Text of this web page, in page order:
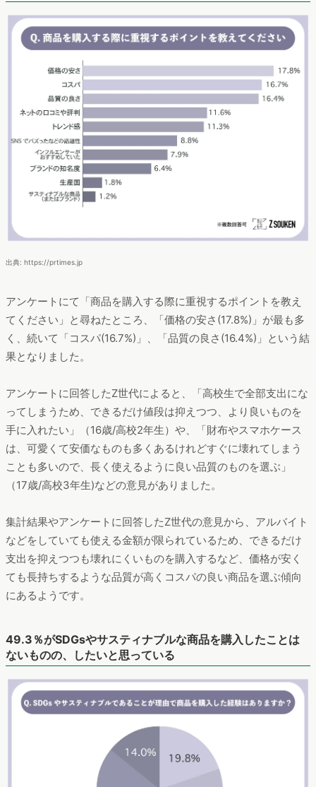
出典: https://prtimes.jp
アンケートにて「商品を購入する際に重視するポイントを教え
てください」と尋ねたところ、「価格の安さ(17.8%)」が最も多
く、続いて「コスパ(16.7%)」、「品質の良さ(16.4%)」という結
果となりました。
アンケートに回答したZ世代によると、「高校生で全部支出にな
ってしまうため、できるだけ値段は抑えつつ、より良いものを
手に入れたい」（16歳/高校2年生）や、「財布やスマホケース
は、可愛くて安価なものも多くあるけれどすぐに壊れてしまう
ことも多いので、長く使えるように良い品質のものを選ぶ」
（17歳/高校3年生)などの意見がありました。
集計結果やアンケートに回答したZ世代の意見から、アルバイト
などをしていても使える金額が限られているため、できるだけ
支出を抑えつつも壊れにくいものを購入するなど、価格が安く
ても長持ちするような品質が高くコスパの良い商品を選ぶ傾向
にあるようです。
49.3％がSDGsやサスティナブルな商品を購入したことは
ないものの、したいと思っている